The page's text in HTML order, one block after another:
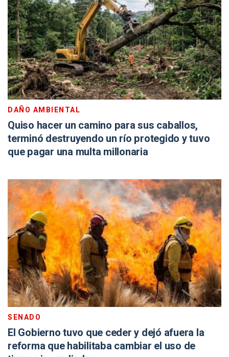
DAÑO AMBIENTAL
Quiso hacer un camino para sus caballos,
terminó destruyendo un río protegido y tuvo
que pagar una multa millonaria
SENADO
El Gobierno tuvo que ceder y dejó afuera la
reforma que habilitaba cambiar el uso de